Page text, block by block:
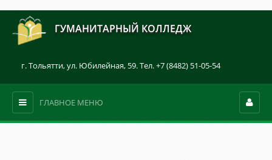
ГУМАНИТАРНЫЙ КОЛЛЕДЖ
г. Тольятти, ул. Юбилейная, 59. Тел. +7 (8482) 51-05-54
ГЛАВНОЕ МЕНЮ